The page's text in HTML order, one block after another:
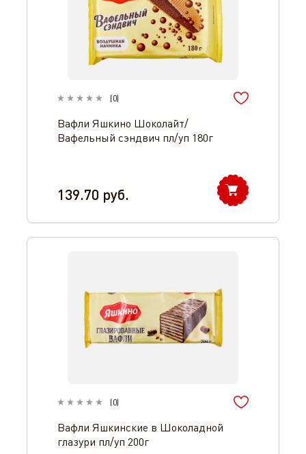
(0)
Вафли Яшкино Шоколайт/
Вафельный сэндвич пл/уп 180г
139.70 руб.
(0)
Вафли Яшкинские в Шоколадной
глазури пл/уп 200г